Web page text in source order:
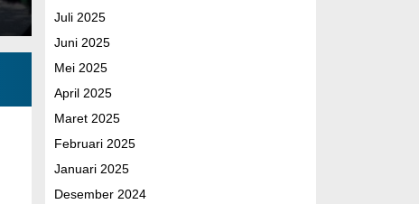
Juli 2025
Juni 2025
Mei 2025
April 2025
Maret 2025
Februari 2025
Januari 2025
Desember 2024